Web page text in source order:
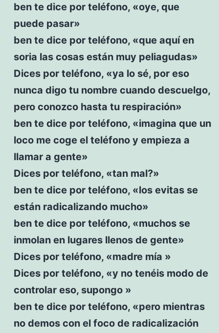
ben te dice por teléfono, «oye, que
puede pasar»
ben te dice por teléfono, «que aquí en
soria las cosas están muy peliagudas»
Dices por teléfono, «ya lo sé, por eso
nunca digo tu nombre cuando descuelgo,
pero conozco hasta tu respiración»
ben te dice por teléfono, «imagina que un
loco me coge el teléfono y empieza a
llamar a gente»
Dices por teléfono, «tan mal?»
ben te dice por teléfono, «los evitas se
están radicalizando mucho»
ben te dice por teléfono, «muchos se
inmolan en lugares llenos de gente»
Dices por teléfono, «madre mía »
Dices por teléfono, «y no tenéis modo de
controlar eso, supongo »
ben te dice por teléfono, «pero mientras
no demos con el foco de radicalización